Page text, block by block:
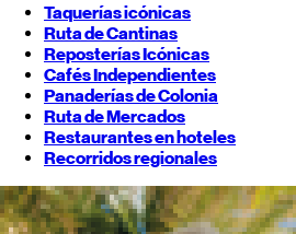
Taquerías icónicas
Ruta de Cantinas
Reposterías Icónicas
Cafés Independientes
Panaderías de Colonia
Ruta de Mercados
Restaurantes en hoteles
Recorridos regionales